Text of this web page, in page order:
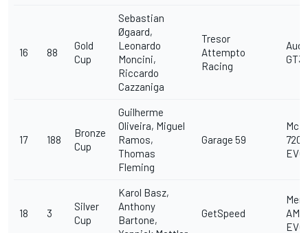
16 88
Gold
Cup
Sebastian
Øgaard,
Leonardo
Moncini,
Riccardo
Cazzaniga
Tresor
Attempto
Racing
Audi
GT3
17 188
Bronze
Cup
Guilherme
Oliveira, Miguel
Ramos,
Thomas
Fleming
Garage 59
EVO
18 3
Silver
Cup
Karol Basz,
Anthony
Bartone,
GetSpeed
EVO